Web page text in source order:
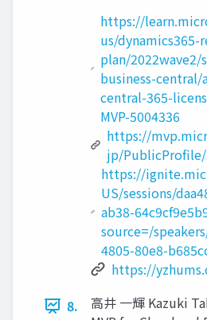
https://
us/dynamics365-
plan/2022wave2/
business-central/
central-365-
MVP-5004336
https://
jp/PublicProfile/
https://
US/sessions/
ab38-
source=/
4805-80e8-
https://
8.
高井 一輝 Kazuki